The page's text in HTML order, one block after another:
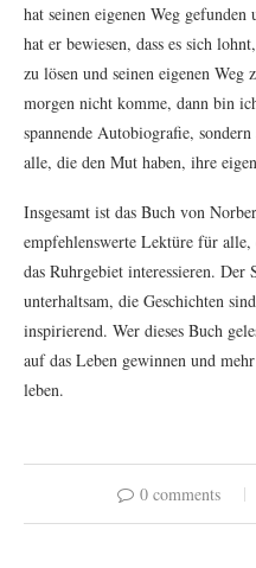
hat seinen eigenen Weg
hat er bewiesen, dass es sich
zu lösen und seinen eigenen Weg
morgen nicht komme, dann bin
spannende Autobiografie,
alle, die den Mut haben, ihre
Insgesamt ist das Buch von
empfehlenswerte Lektüre für
das Ruhrgebiet interessieren.
unterhaltsam, die Geschichten
inspirierend. Wer dieses Buch
auf das Leben gewinnen und
leben.
0 comments